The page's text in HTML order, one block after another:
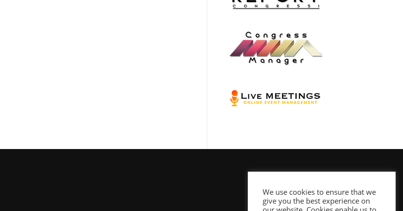
We use cookies to ensure that we
give you the best experience on